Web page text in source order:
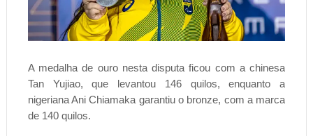
A medalha de ouro nesta disputa ficou com a chinesa
Tan Yujiao, que levantou 146 quilos, enquanto a
nigeriana Ani Chiamaka garantiu o bronze, com a marca
de 140 quilos.